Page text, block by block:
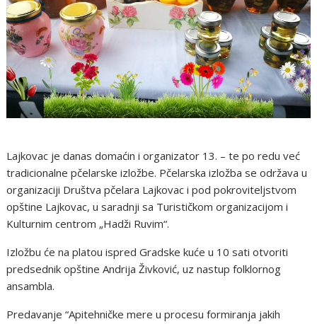
Lajkovac je danas domaćin i organizator 13. – te po redu već
tradicionalne pčelarske izložbe. Pčelarska izložba se održava u
organizaciji Društva pčelara Lajkovac i pod pokroviteljstvom
opštine Lajkovac, u saradnji sa Turističkom organizacijom i
Kulturnim centrom „Hadži Ruvim“.
Izložbu će na platou ispred Gradske kuće u 10 sati otvoriti
predsednik opštine Andrija Živković, uz nastup folklornog
ansambla.
Predavanje “Apitehničke mere u procesu formiranja jakih